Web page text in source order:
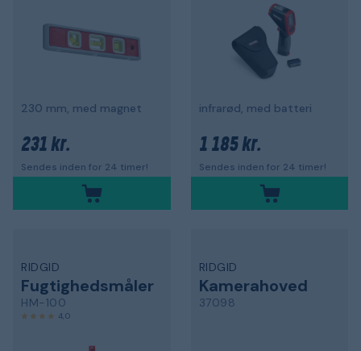
230 mm, med magnet
231 kr.
Sendes inden for 24 timer!
infrarød, med batteri
1 185 kr.
Sendes inden for 24 timer!
RIDGID
Fugtighedsmåler
HM-100
4,0
RIDGID
Kamerahoved
37098